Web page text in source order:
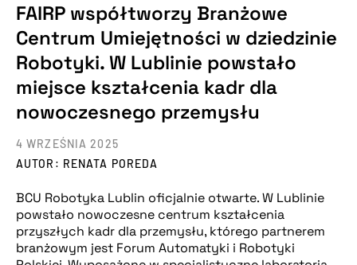
FAIRP współtworzy Branżowe
Centrum Umiejętności w dziedzinie
Robotyki. W Lublinie powstało
miejsce kształcenia kadr dla
nowoczesnego przemysłu
AUTOR: RENATA POREDA
4 WRZEŚNIA 2025
BCU Robotyka Lublin oficjalnie otwarte. W Lublinie
powstało nowoczesne centrum kształcenia
przyszłych kadr dla przemysłu, którego partnerem
branżowym jest Forum Automatyki i Robotyki